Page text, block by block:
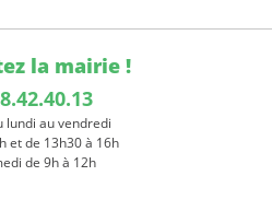
la mairie !
lundi au vendredi
et de 13h30 à 16h
de 9h à 12h